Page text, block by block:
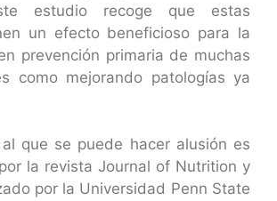
estudio recoge que estas
un efecto beneficioso para la
prevención primaria de muchas
como mejorando patologías ya
que se puede hacer alusión es
la revista Journal of Nutrition y
por la Universidad Penn State